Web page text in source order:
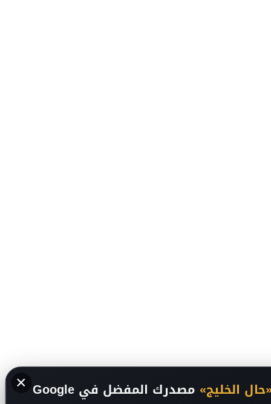
× الخليج» مصدرك المفضل في Google